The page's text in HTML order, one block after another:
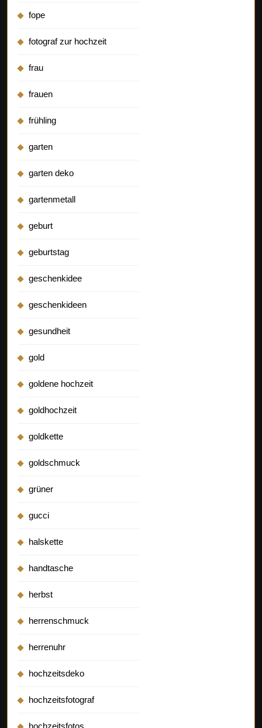
fope
fotograf zur hochzeit
frau
frauen
frühling
garten
garten deko
gartenmetall
geburt
geburtstag
geschenkidee
geschenkideen
gesundheit
gold
goldene hochzeit
goldhochzeit
goldkette
goldschmuck
grüner
gucci
halskette
handtasche
herbst
herrenschmuck
herrenuhr
hochzeitsdeko
hochzeitsfotograf
hochzeitsfotos